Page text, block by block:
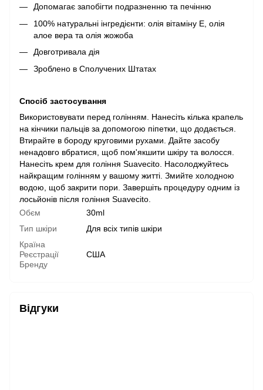
Допомагає запобігти подразненню та печінню
100% натуральні інгредієнти: олія вітаміну Е, олія
алое вера та олія жожоба
Довготривала дія
Зроблено в Сполучених Штатах
Спосіб застосування
Використовувати перед голінням. Нанесіть кілька крапель
на кінчики пальців за допомогою піпетки, що додається.
Втирайте в бороду круговими рухами. Дайте засобу
ненадовго вбратися, щоб пом'якшити шкіру та волосся.
Нанесіть крем для гоління Suavecito. Насолоджуйтесь
найкращим голінням у вашому житті. Змийте холодною
водою, щоб закрити пори. Завершіть процедуру одним із
лосьйонів після гоління Suavecito.
Обєм
30ml
Тип шкіри
Для всіх типів шкіри
Країна
Реєстрації
Бренду
США
Відгуки